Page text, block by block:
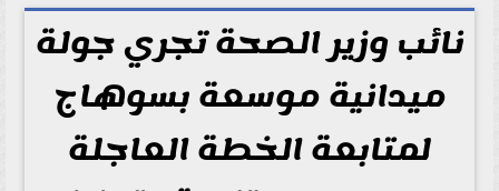
نائب وزير الصحة تجري جولة
ميدانية موسعة بسوهاج
لمتابعة الخطة العاجلة